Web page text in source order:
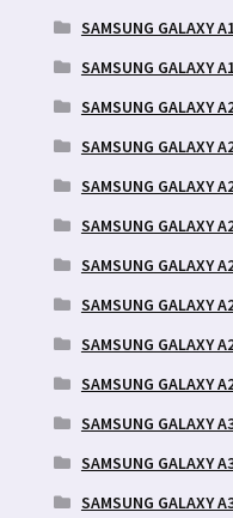
SAMSUNG GALAXY
SAMSUNG GALAXY
SAMSUNG GALAXY
SAMSUNG GALAXY
SAMSUNG GALAXY
SAMSUNG GALAXY
SAMSUNG GALAXY
SAMSUNG GALAXY
SAMSUNG GALAXY
SAMSUNG GALAXY
SAMSUNG GALAXY
SAMSUNG GALAXY
SAMSUNG GALAXY